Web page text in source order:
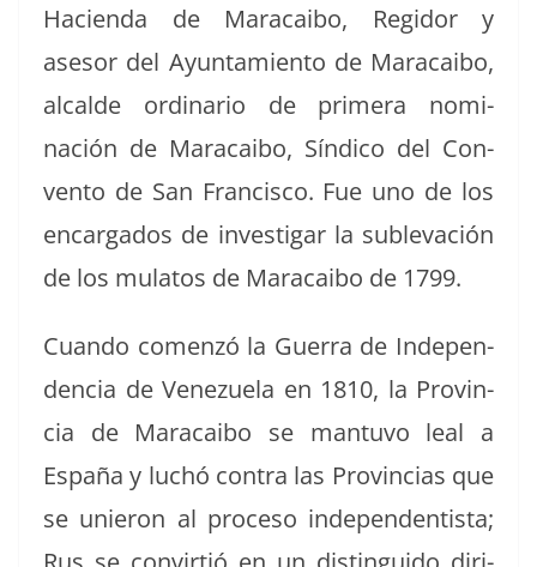
Hacien­da de Mara­cai­bo, Regi­dor y
asesor del Ayun­tamien­to de Mara­cai­bo,
alcalde ordi­nario de primera nom­i­
nación de Mara­cai­bo, Síndi­co del Con­
ven­to de San Fran­cis­co. Fue uno de los
encar­ga­dos de inves­ti­gar la sub­l­e­vación
de los mulatos de Mara­cai­bo de 1799.
Cuan­do comen­zó la Guer­ra de Inde­pen­
den­cia de Venezuela en 1810, la Provin­
cia de Mara­cai­bo se man­tu­vo leal a
España y luchó con­tra las Provin­cias que
se unieron al pro­ce­so inde­pen­den­tista;